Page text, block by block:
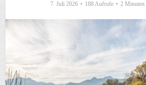
7. Juli 2026 188 Aufrufe 2 Minuten